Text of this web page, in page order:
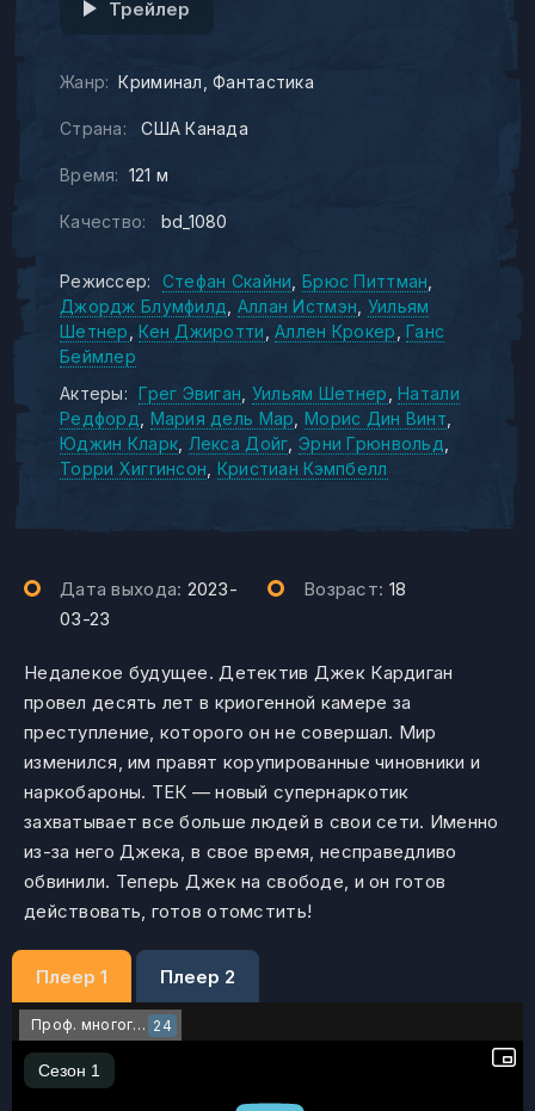
Жанр: Криминал Фантастика
Страна: США Канада
Время: 121 м
Качество: bd_1080
Трейлер
Режиссер: Стефан Скайни Брюс Питтман
Джордж Блумфилд
Аллан Истмэн Уильям
Шетнер
Кен Джиротти Аллен Крокер Ганс
Беймлер
Актеры:
Грег Эвиган Уильям Шетнер Натали
Редфорд
Мария дель Мар Морис Дин Винт
Юджин Кларк Лекса Дойг Эрни Грюнвольд
Торри Хиггинсон Кристиан Кэмпбелл
Дата выхода: 2023-
03-23
Возраст: 18
Недалекое будущее. Детектив Джек Кардиган
провел десять лет в криогенной камере за
преступление, которого он не совершал. Мир
изменился, им правят корупированные чиновники и
наркобароны. ТЕК — новый супернаркотик
захватывает все больше людей в свои сети. Именно
из-за него Джека, в свое время, несправедливо
обвинили. Теперь Джек на свободе, и он готов
действовать, готов отомстить!
Плеер 1 Плеер 2
Проф. многоголосый 24